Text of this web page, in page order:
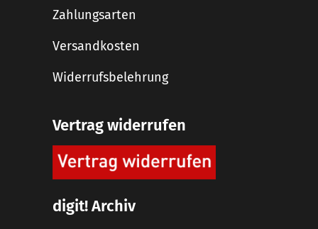
Zahlungsarten
Versandkosten
Widerrufsbelehrung
Vertrag widerrufen
digit! Archiv